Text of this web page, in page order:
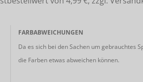
FARBABWEICHUNGEN
Da es sich bei den Sachen um gebrauchtes
die Farben etwas abweichen können.